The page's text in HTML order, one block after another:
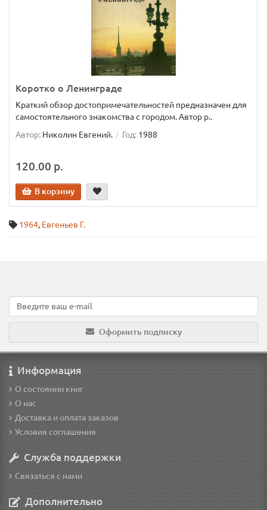
Коротко о Ленинграде
Краткий обзор достопримечательностей предназначен для
самостоятельного знакомства с городом. Автор р..
Автор: Николин Евгений. Год: 1988
120.00 р.
В корзину
1964, Евгеньев Г.
Оформить подписку
Информация
О состоянии книг
О нас
Доставка и оплата заказов
Условия соглашения
Служба поддержки
Связаться с нами
Дополнительно